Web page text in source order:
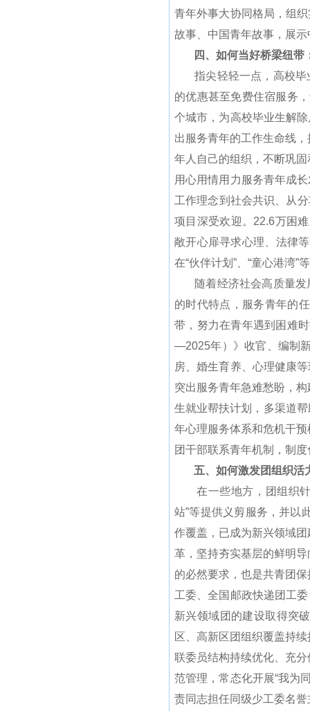
青年外事大协同格局，组
故事、中国青年故事，展
四、如何当好桥梁纽带
指尖轻轻一点，高校毕
的优惠甚至免费住宿服务
个城市，为高校毕业生解
出服务青年的工作生命线
年人自己的组织，不断巩
用心用情用力服务青年成
工作理念到社会共识、从分
项目深受欢迎。22.6万困
敞开心扉寻求心理、法律
在“伙伴计划”、“童心港湾
随着经济社会高质量发
的时代特点，服务青年的
带，努力在青年遇到困难
—2025年）》收官、编制
房、婚生育养、心理健康
突出服务青年急难愁盼，
生就业帮扶计划，多渠道
年心理服务体系和危机干
团干部联系青年机制，制
五、如何激发团组织活
在一些地方，团组织针
站”等提供义剪服务，并以
作覆盖，已成为新兴领域
革，坚持夯实基层的鲜明
的必然要求，也是共青团
工委、全国邮政快递团工
新兴领域团的建设取得突
区、高新区团组织覆盖持
联委员结构持续优化、充
范管理，常态化开展“我为
责同志担任同级少工委名